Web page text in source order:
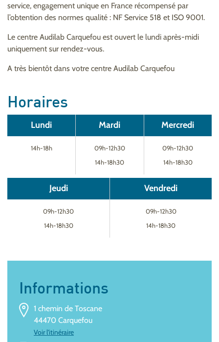
Informations
1 chemin de Toscane
44470 Carquefou
Voir l'itinéraire
service, engagement unique en France récompensé par
l’obtention des normes qualité : NF Service 518 et ISO 9001.
Le centre Audilab Carquefou est ouvert le lundi après-midi
uniquement sur rendez-vous.
A très bientôt dans votre centre Audilab Carquefou
Horaires
Lundi
14h-18h
Mardi
09h-12h30
14h-18h30
Mercredi
09h-12h30
14h-18h30
Jeudi
09h-12h30
14h-18h30
Vendredi
09h-12h30
14h-18h30